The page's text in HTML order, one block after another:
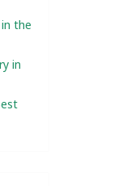
the
in